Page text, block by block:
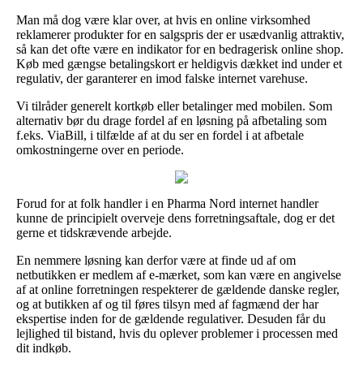
Man må dog være klar over, at hvis en online virksomhed
reklamerer produkter for en salgspris der er usædvanlig attraktiv,
så kan det ofte være en indikator for en bedragerisk online shop.
Køb med gængse betalingskort er heldigvis dækket ind under et
regulativ, der garanterer en imod falske internet varehuse.
Vi tilråder generelt kortkøb eller betalinger med mobilen. Som
alternativ bør du drage fordel af en løsning på afbetaling som
f.eks. ViaBill, i tilfælde af at du ser en fordel i at afbetale
omkostningerne over en periode.
Forud for at folk handler i en Pharma Nord internet handler
kunne de principielt overveje dens forretningsaftale, dog er det
gerne et tidskrævende arbejde.
En nemmere løsning kan derfor være at finde ud af om
netbutikken er medlem af e-mærket, som kan være en angivelse
af at online forretningen respekterer de gældende danske regler,
og at butikken af og til føres tilsyn med af fagmænd der har
ekspertise inden for de gældende regulativer. Desuden får du
lejlighed til bistand, hvis du oplever problemer i processen med
dit indkøb.